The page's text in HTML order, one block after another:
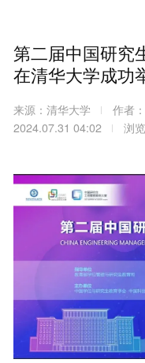
第二届中国研究
在清华大学成功
来源：清华大学 作者
2024.07.31 04:02
浏